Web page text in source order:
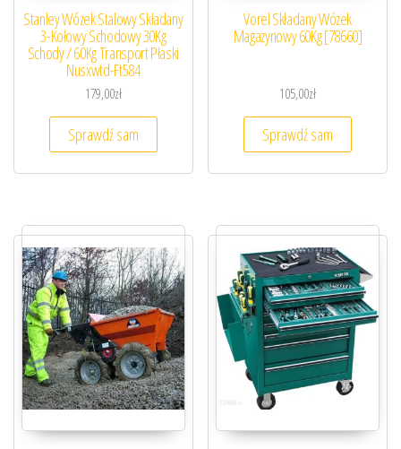
Stanley Wózek Stalowy Składany
3-Kołowy Schodowy 30Kg
Schody / 60Kg Transport Płaski
Nusxwtd-Ft584
179,00zł
Sprawdź sam
Vorel Składany Wózek
Magazynowy 60Kg [78660]
105,00zł
Sprawdź sam